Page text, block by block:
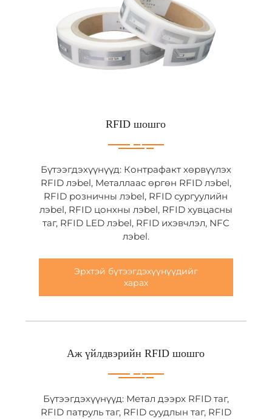
RFID шошго
Бүтээгдэхүүнүүд: Контрафакт хөрвүүлэх
RFID лэbel, Металлаас өргөн RFID лэbel,
RFID розничны лэbel, RFID сургуулийн
лэbel, RFID цонхны лэbel, RFID хувцасны
таг, RFID LED лэbel, RFID ихэвчлэл, NFC
лэbel.
Эрхтэй бүтээгдэхүүнүүдийг
харах
Аж үйлдвэрийн RFID шошго
Бүтээгдэхүүнүүд: Метал дээрх RFID таг,
RFID патруль таг, RFID суудлын таг, RFID